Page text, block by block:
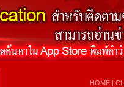
HOME |